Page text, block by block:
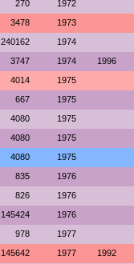
270 1972
3478 1973
240162 1974
3747 1974 1996
4014 1975
667 1975
4080 1975
4080 1975
4080 1975
835 1976
826 1976
145424 1976
978 1977
145642 1977 1992